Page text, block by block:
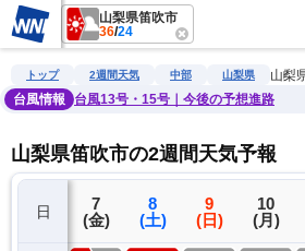
山梨県笛吹市
36/24
雨雲レーダー 台風情報 地震情報 警
トップ 2週間天気 中部 山梨県
山梨
台風情報
台風13号・15号｜今後の予想進路
山梨県笛吹市の2週間天気予報
日
6
(木)
7
(金)
8
(土)
9
(日)
10
(月)